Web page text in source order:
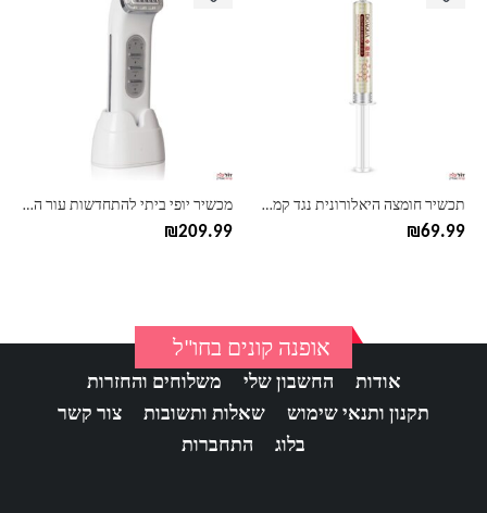
תכשיר חומצה היאלורונית נגד קמטים Bioaqua
₪69.99
מכשיר יופי ביתי להתחדשות עור הפנים
₪209.99
אופנה קונים בחו"ל
אודות החשבון שלי
משלוחים והחזרות
תקנון ותנאי שימוש
שאלות ותשובות
צור קשר
בלוג
התחברות